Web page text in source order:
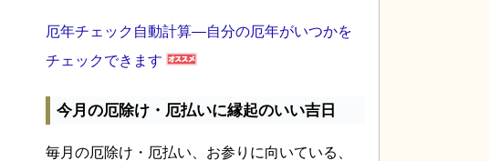
厄年チェック自動計算―自分の厄年がいつかを
チェックできます
今月の厄除け・厄払いに縁起のいい吉日
毎月の厄除け・厄払い、お参りに向いている、